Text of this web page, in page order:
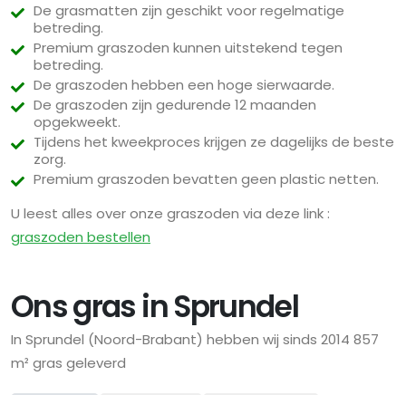
De grasmatten zijn geschikt voor regelmatige
betreding.
Premium graszoden kunnen uitstekend tegen
betreding.
De graszoden hebben een hoge sierwaarde.
De graszoden zijn gedurende 12 maanden
opgekweekt.
Tijdens het kweekproces krijgen ze dagelijks de beste
zorg.
Premium graszoden bevatten geen plastic netten.
U leest alles over onze graszoden via deze link :
graszoden bestellen
Ons gras in Sprundel
In Sprundel (Noord-Brabant) hebben wij sinds 2014 857
m² gras geleverd